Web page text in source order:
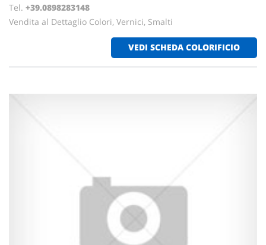
Tel. +39.0898283148
Vendita al Dettaglio Colori, Vernici, Smalti
VEDI SCHEDA COLORIFICIO